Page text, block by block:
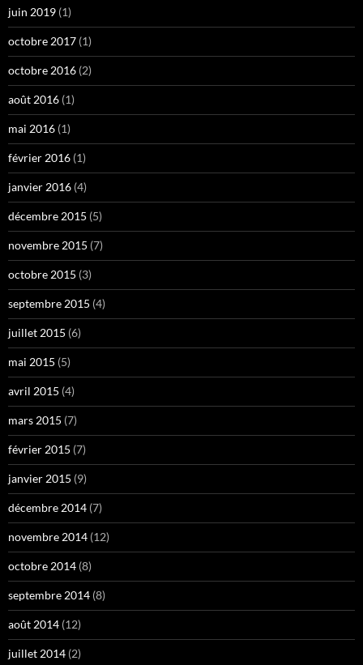
juin 2019 (1)
octobre 2017 (1)
octobre 2016 (2)
août 2016 (1)
mai 2016 (1)
février 2016 (1)
janvier 2016 (4)
décembre 2015 (5)
novembre 2015 (7)
octobre 2015 (3)
septembre 2015 (4)
juillet 2015 (6)
mai 2015 (5)
avril 2015 (4)
mars 2015 (7)
février 2015 (7)
janvier 2015 (9)
décembre 2014 (7)
novembre 2014 (12)
octobre 2014 (8)
septembre 2014 (8)
août 2014 (12)
juillet 2014 (2)